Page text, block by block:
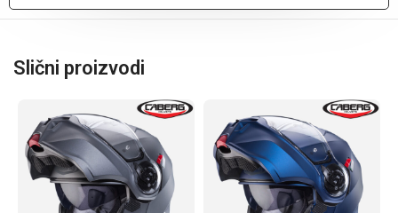
Slični proizvodi